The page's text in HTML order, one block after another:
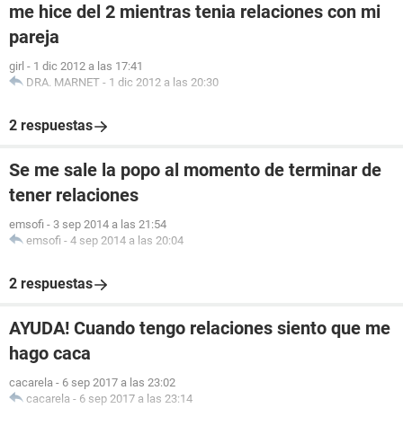
me hice del 2 mientras tenia relaciones con mi
pareja
girl - 1 dic 2012 a las 17:41
DRA. MARNET - 1 dic 2012 a las 20:30
2 respuestas
Se me sale la popo al momento de terminar de
tener relaciones
emsofi - 3 sep 2014 a las 21:54
emsofi - 4 sep 2014 a las 20:04
2 respuestas
AYUDA! Cuando tengo relaciones siento que me
hago caca
cacarela - 6 sep 2017 a las 23:02
cacarela - 6 sep 2017 a las 23:14